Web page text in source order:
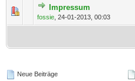
Impressum
fossie 24-01-2013, 00:03
0 Bewertung(en) - 0 von
Neue Beiträge